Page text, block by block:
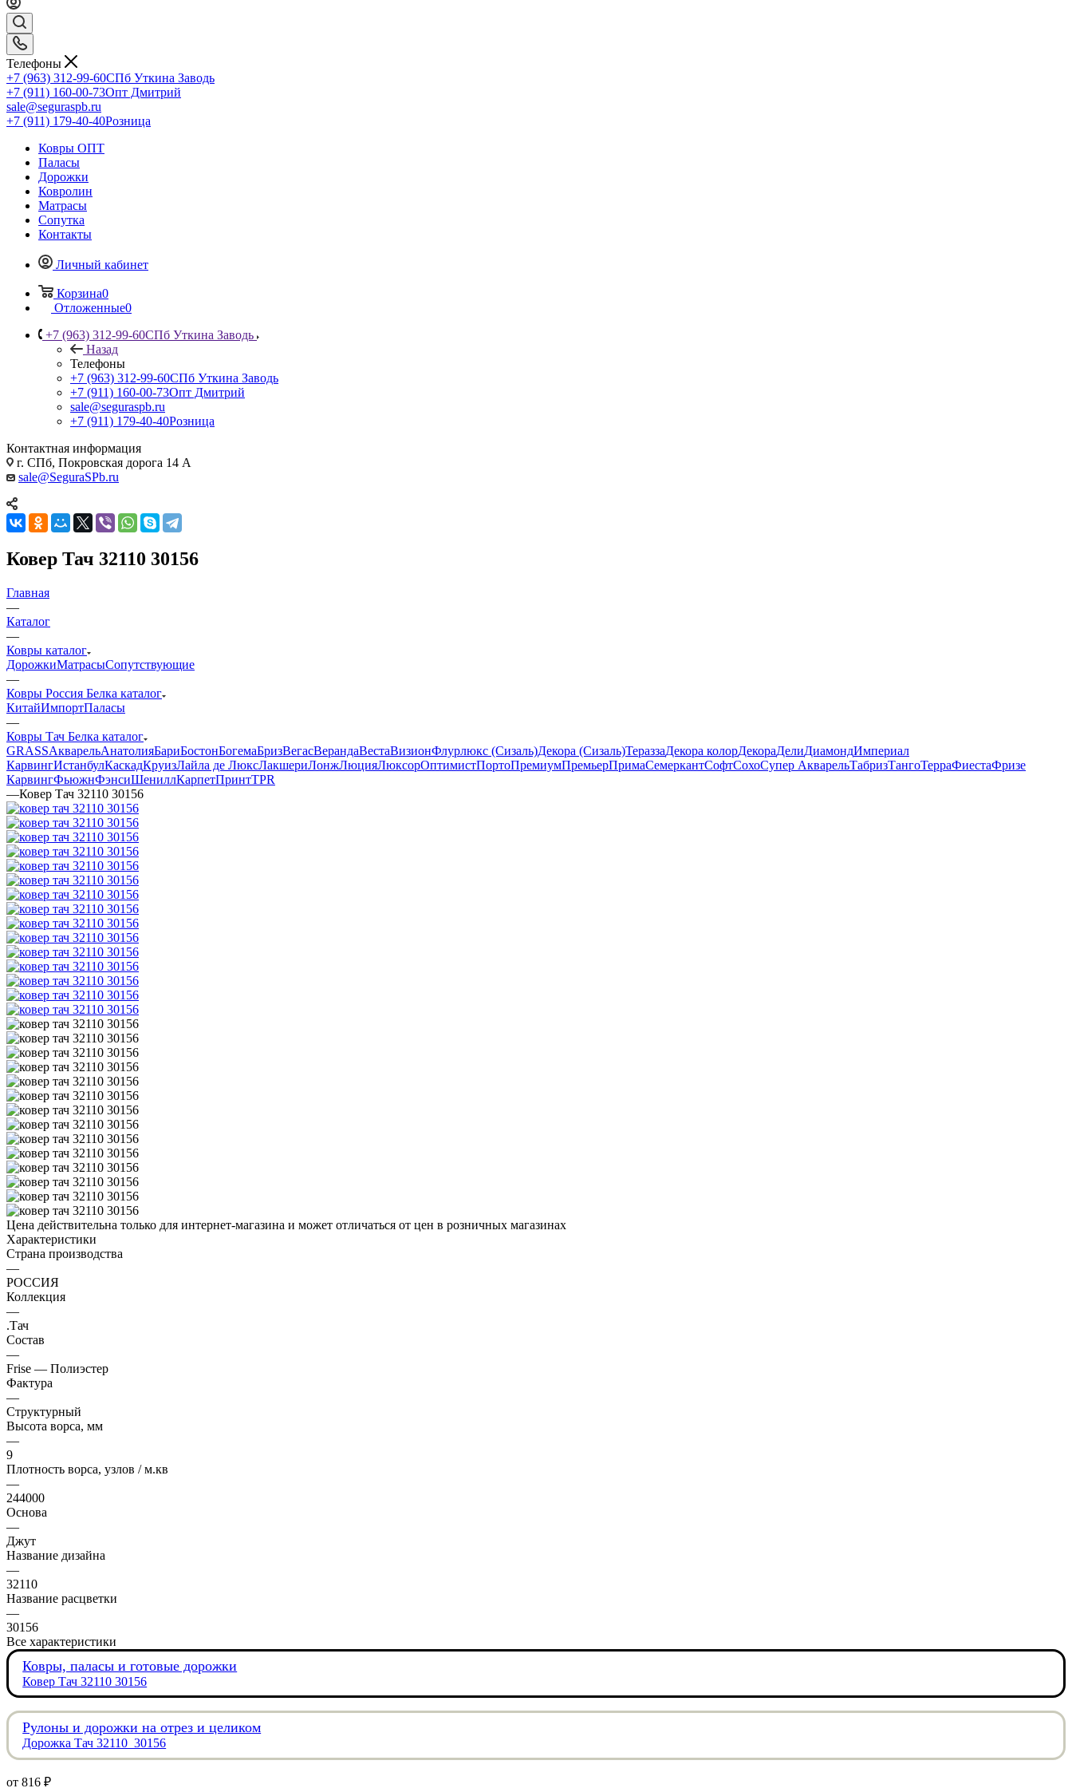
Телефоны
+7 (963) 312-99-60СПб Уткина Заводь
+7 (911) 160-00-73Опт Дмитрий
sale@seguraspb.ru
+7 (911) 179-40-40Розница
Ковры ОПТ
Паласы
Дорожки
Ковролин
Матрасы
Сопутка
Контакты
Личный кабинет
Корзина0
Отложенные0
+7 (963) 312-99-60СПб Уткина Заводь
Назад
Телефоны
+7 (963) 312-99-60СПб Уткина Заводь
+7 (911) 160-00-73Опт Дмитрий
sale@seguraspb.ru
+7 (911) 179-40-40Розница
Контактная информация
г. СПб, Покровская дорога 14 А
sale@SeguraSPb.ru
Ковер Тач 32110 30156
Главная
—
Каталог
—
Ковры каталог
ДорожкиМатрасыСопутствующие
—
Ковры Россия Белка каталог
КитайИмпортПаласы
—
Ковры Тач Белка каталог
GRASSАкварельАнатолияБариБостонБогемаБризВегасВерандаВестаВизионФлурлюкс (Сизаль)Декора (Сизаль)ТераззаДекора колорДекораДелиДиамондИмпериал
КарвингИстанбулКаскадКруизЛайла де ЛюксЛакшериЛонжЛюцияЛюксорОптимистПортоПремиумПремьерПримаСемеркантСофтСохоСупер АкварельТабризТангоТерраФиестаФризе
КарвингФьюжнФэнсиШениллКарпетПринтTPR
—Ковер Тач 32110 30156
Цена действительна только для интернет-магазина и может отличаться от цен в розничных магазинах
Характеристики
Страна производства
—
РОССИЯ
Коллекция
—
.Тач
Состав
—
Frise — Полиэстер
Фактура
—
Структурный
Высота ворса, мм
—
9
Плотность ворса, узлов / м.кв
—
244000
Основа
—
Джут
Название дизайна
—
32110
Название расцветки
—
30156
Все характеристики
Ковры, паласы и готовые дорожки
Ковер Тач 32110 30156
Рулоны и дорожки на отрез и целиком
Дорожка Тач 32110_30156
от 816 ₽